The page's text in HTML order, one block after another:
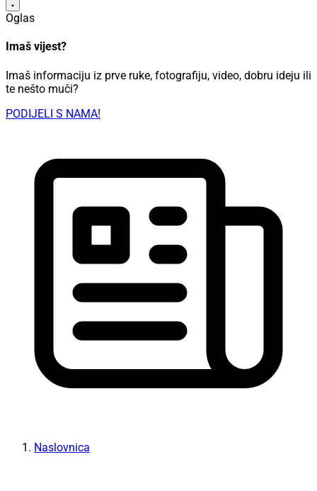
Oglas
Imaš vijest?
Imaš informaciju iz prve ruke, fotografiju, video, dobru ideju ili
te nešto muči?
PODIJELI S NAMA!
Naslovnica